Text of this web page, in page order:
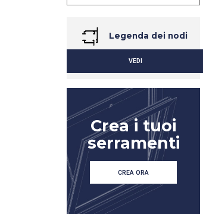
Legenda dei nodi
VEDI
Crea i tuoi
serramenti
CREA ORA
DETTAGLIO